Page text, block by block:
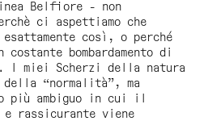
Belfiore - non
ci aspettiamo che
così, o perché
bombardamento di
I miei Scherzi della natura
“normalità”, ma
più ambiguo in cui il
e rassicurante viene